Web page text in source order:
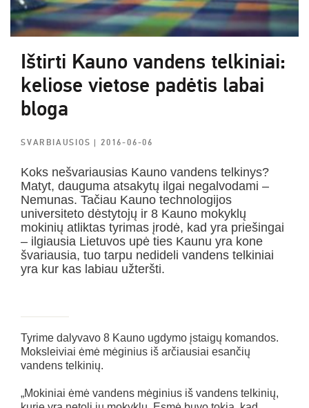
Ištirti Kauno vandens telkiniai:
keliose vietose padėtis labai
bloga
SVARBIAUSIOS| 2016-06-06
Koks nešvariausias Kauno vandens telkinys?
Matyt, dauguma atsakytų ilgai negalvodami –
Nemunas. Tačiau Kauno technologijos
universiteto dėstytojų ir 8 Kauno mokyklų
mokinių atliktas tyrimas įrodė, kad yra priešingai
– ilgiausia Lietuvos upė ties Kaunu yra kone
švariausia, tuo tarpu nedideli vandens telkiniai
yra kur kas labiau užteršti.
Tyrime dalyvavo 8 Kauno ugdymo įstaigų komandos.
Moksleiviai ėmė mėginius iš arčiausiai esančių
vandens telkinių.
„Mokiniai ėmė vandens mėginius iš vandens telkinių,